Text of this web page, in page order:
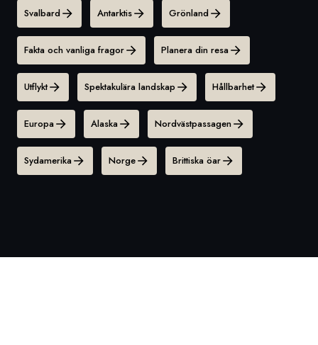
Svalbard Antarktis Grönland
Fakta och vanliga fragor Planera din resa
Utflykt Spektakulära landskap Hållbarhet
Europa Alaska Nordvästpassagen
Sydamerika Norge Brittiska öar